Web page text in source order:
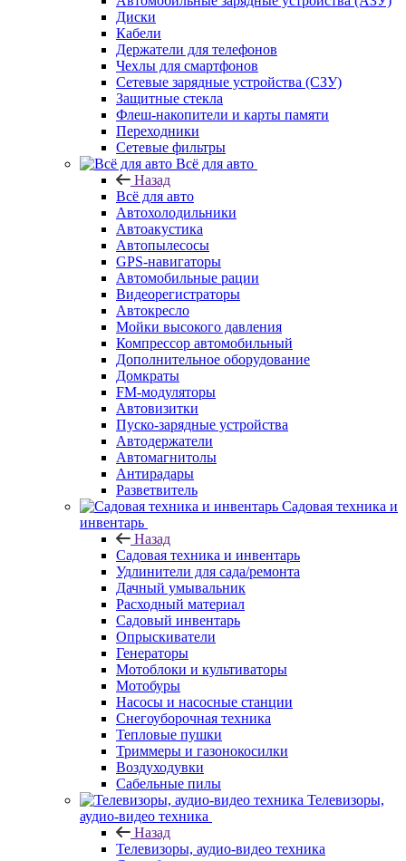
Диски
Кабели
Держатели для телефонов
Чехлы для смартфонов
Сетевые зарядные устройства (СЗУ)
Защитные стекла
Флеш-накопители и карты памяти
Переходники
Сетевые фильтры
Всё для авто
Назад
Всё для авто
Автохолодильники
Автоакустика
Автопылесосы
GPS-навигаторы
Автомобильные рации
Видеорегистраторы
Автокресло
Мойки высокого давления
Компрессор автомобильный
Дополнительное оборудование
Домкраты
FM-модуляторы
Автовизитки
Пуско-зарядные устройства
Автодержатели
Автомагнитолы
Антирадары
Разветвитель
Садовая техника и
инвентарь
Назад
Садовая техника и инвентарь
Удлинители для сада/ремонта
Дачный умывальник
Расходный материал
Садовый инвентарь
Опрыскиватели
Генераторы
Мотоблоки и культиваторы
Мотобуры
Насосы и насосные станции
Снегоуборочная техника
Тепловые пушки
Триммеры и газонокосилки
Воздуходувки
Сабельные пилы
Телевизоры,
аудио-видео техника
Назад
Телевизоры, аудио-видео техника